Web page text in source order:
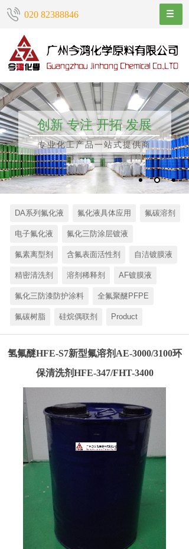
020 82388846
创新 专注 开拓 发展
专业化工产品一站式提供商
DA系列氟化液 氟化液具体应用 氟碳溶剂
电子氟化液 氟化三防涂层镀液
氟素离型剂 含氟表面活性剂 自洁镀膜液
精密清洗剂 溶剂稀释剂 AF镀膜液
氟化三防漆防护涂料 全氟聚醚PFPE
氟碳树脂 硅烷偶联剂 Product
氢氟醚HFE-S7新型氟溶剂AE-3000/3100环
保清洗剂HFE-347/FHT-3400